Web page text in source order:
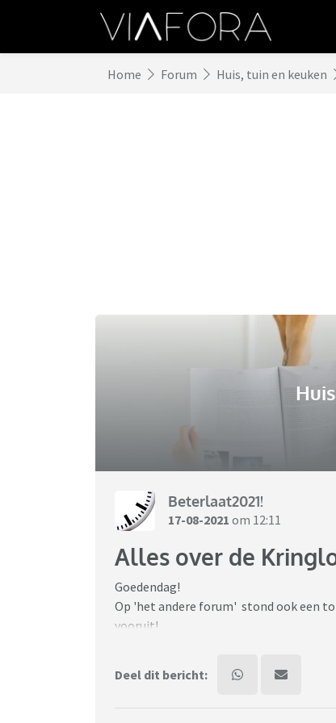
Home Forum Huis, tuin en keuken
Beterlaat2021!
17-08-2021 om 12:11
Alles over de
Goedendag!
Op 'het andere forum' stond ook een
vooruit!
Vertel hier je vondsten, tip goede
Mijn laastste vondst dateert alweer van
Deel dit bericht: